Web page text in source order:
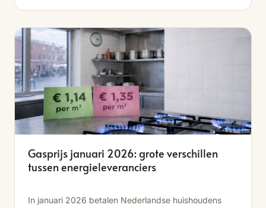
Gasprijs januari 2026: grote verschillen
tussen energieleveranciers
In januari 2026 betalen Nederlandse huishoudens